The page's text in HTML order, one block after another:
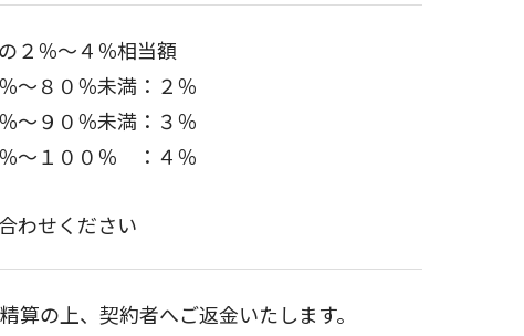
２％～４％相当額
～８０％未満：２％
～９０％未満：３％
～１００％ ：４％
わせください
算の上、契約者へご返金いたします。